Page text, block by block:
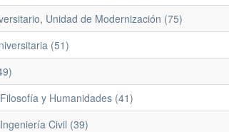
Unidad de Modernización (75)
(51)
y Humanidades (41)
Civil (39)